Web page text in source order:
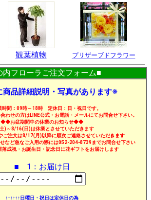
観葉植物 プリザーブドフラワー
内フローラご注文フォーム■
商品詳細説明・写真があります※
時間：09時～18時 定休日：日・祝日です。
わせの方はLINE公式・お電話・メールにてお問合せ下さい。
◆◆お盆期間中の休業のお知らせ◆◆
)～8/16(日)は休業とさせていただきます
ご注文は8/17(月)以降に順次ご連絡させていただきます
など急なご入用の際には052-204-8739までお問合せ下さい
落成祝・お誕生日・記念日に花ギフトをお届けします
■ 1：お届け日
↑↑↑↑↑↑日曜日・祝日は定休日の為